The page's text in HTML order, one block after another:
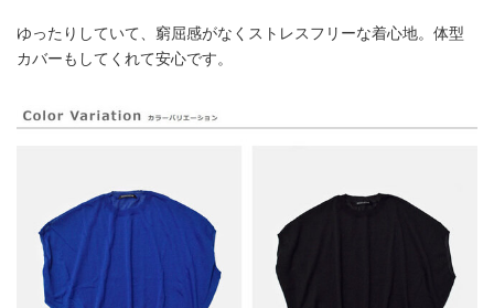
ゆったりしていて、窮屈感がなくストレスフリーな着心地。体型
カバーもしてくれて安心です。